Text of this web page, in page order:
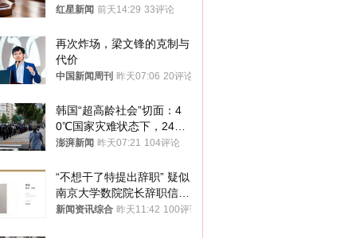
死缓 最高检介入后改判无
红星新闻 前天14:29 33评论
再次炸场，梁文锋的克制与
代价
中国新闻周刊 昨天07:06 20评论
韩国“超高龄社会”切面：4
0℃国家灾难状态下，2400
名首尔老人还在巷子里收废
澎湃新闻 昨天07:21 104评论
“不想干了特提出辞职” 疑似
南京大学数院院长辞职信流
传 院方回应
新闻资讯综合 昨天11:42 100评论